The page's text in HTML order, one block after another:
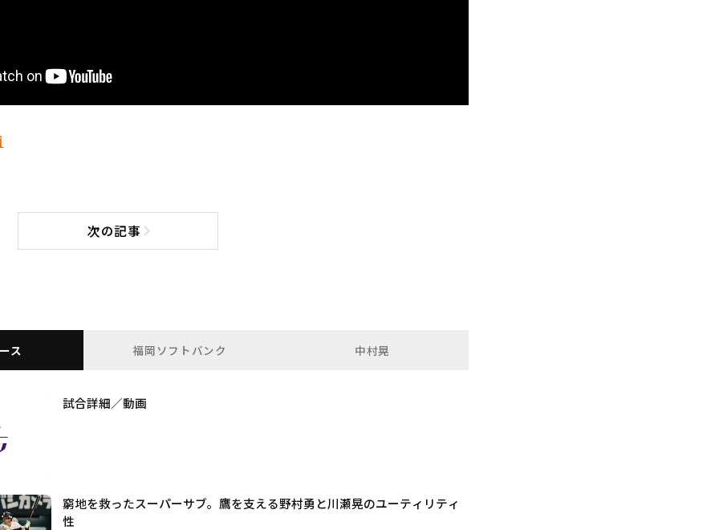
次の記事次の記事へ
ス 福岡ソフトバンク 中村晃
試合詳細／動画
窮地を救ったスーパーサブ。鷹を支える野村勇と川瀬晃のユーティリティ
性